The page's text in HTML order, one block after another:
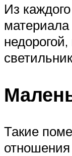
Из
Такие
отношения